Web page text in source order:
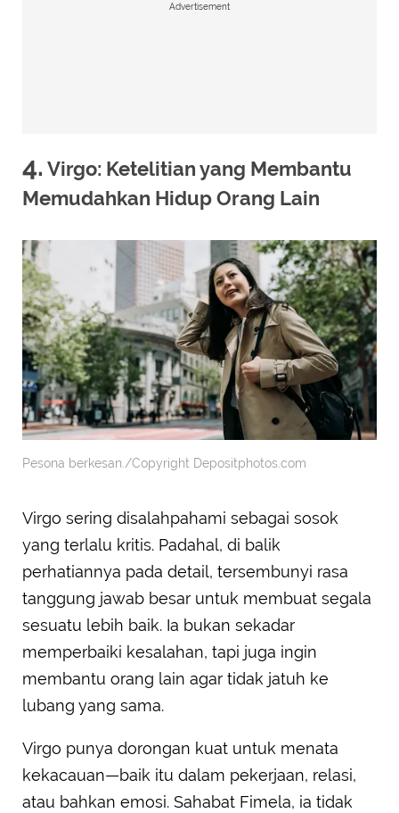
Advertisement
4. Virgo: Ketelitian yang Membantu
Memudahkan Hidup Orang Lain
Pesona berkesan./Copyright Depositphotos.com
Virgo sering disalahpahami sebagai sosok
yang terlalu kritis. Padahal, di balik
perhatiannya pada detail, tersembunyi rasa
tanggung jawab besar untuk membuat segala
sesuatu lebih baik. Ia bukan sekadar
memperbaiki kesalahan, tapi juga ingin
membantu orang lain agar tidak jatuh ke
lubang yang sama.
Virgo punya dorongan kuat untuk menata
kekacauan—baik itu dalam pekerjaan, relasi,
atau bahkan emosi. Sahabat Fimela, ia tidak